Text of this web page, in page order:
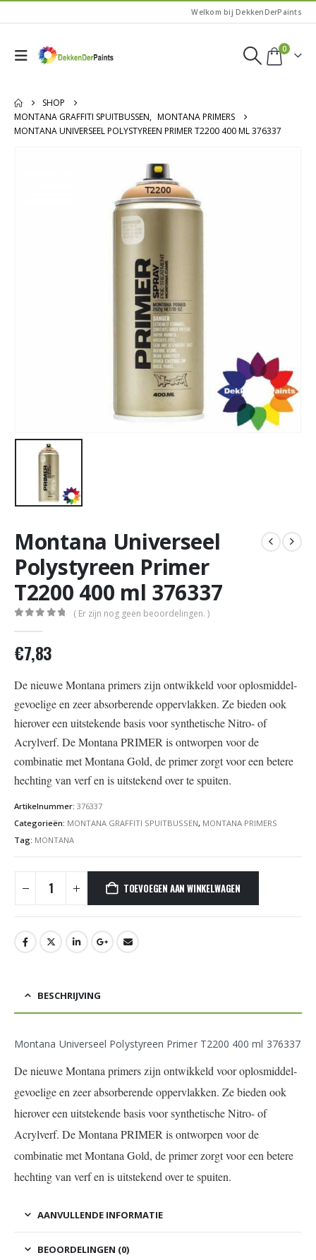
Welkom bij DekkenDerPaints
0
SHOP
MONTANA GRAFFITI SPUITBUSSEN, MONTANA PRIMERS
MONTANA UNIVERSEEL POLYSTYREEN PRIMER T2200 400 ML 376337
Montana Universeel
Polystyreen Primer
T2200 400 ml 376337
( Er zijn nog geen beoordelingen. )
€7,83
De nieuwe Montana primers zijn ontwikkeld voor oplosmiddel-
gevoelige en zeer absorberende oppervlakken. Ze bieden ook
hierover een uitstekende basis voor synthetische Nitro- of
Acrylverf. De Montana PRIMER is ontworpen voor de
combinatie met Montana Gold, de primer zorgt voor een betere
hechting van verf en is uitstekend over te spuiten.
Artikelnummer: 376337
Categorieën: MONTANA GRAFFITI SPUITBUSSEN, MONTANA PRIMERS
Tag: MONTANA
TOEVOEGEN AAN WINKELWAGEN
BESCHRIJVING
Montana Universeel Polystyreen Primer T2200 400 ml 376337
De nieuwe Montana primers zijn ontwikkeld voor oplosmiddel-
gevoelige en zeer absorberende oppervlakken. Ze bieden ook
hierover een uitstekende basis voor synthetische Nitro- of
Acrylverf. De Montana PRIMER is ontworpen voor de
combinatie met Montana Gold, de primer zorgt voor een betere
hechting van verf en is uitstekend over te spuiten.
AANVULLENDE INFORMATIE
BEOORDELINGEN (0)